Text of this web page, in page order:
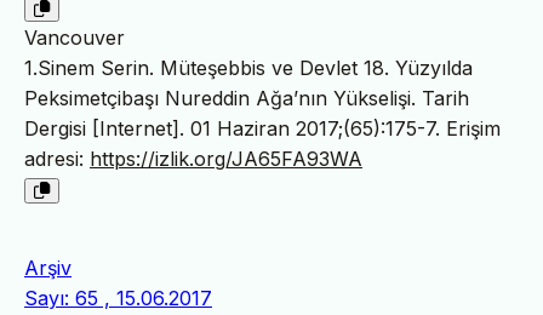
Vancouver
1.Sinem Serin. Müteşebbis ve Devlet 18. Yüzyılda
Peksimetçibaşı Nureddin Ağa’nın Yükselişi. Tarih
Dergisi [Internet]. 01 Haziran 2017;(65):175-7. Erişim
adresi: https://izlik.org/JA65FA93WA
Arşiv
Sayı: 65 , 15.06.2017